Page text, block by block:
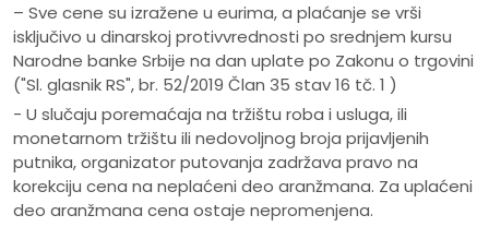
– Sve cene su izražene u eurima, a plaćanje se vrši
isključivo u dinarskoj protivvrednosti po srednjem kursu
Narodne banke Srbije na dan uplate po Zakonu o trgovini
("Sl. glasnik RS", br. 52/2019 Član 35 stav 16 tč. 1 )
- U slučaju poremaćaja na tržištu roba i usluga, ili
monetarnom tržištu ili nedovoljnog broja prijavljenih
putnika, organizator putovanja zadržava pravo na
korekciju cena na neplaćeni deo aranžmana. Za uplaćeni
deo aranžmana cena ostaje nepromenjena.